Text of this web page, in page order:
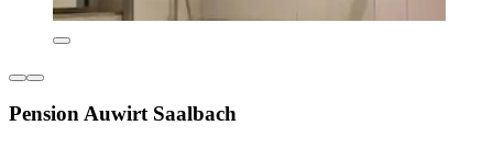
Pension Auwirt Saalbach